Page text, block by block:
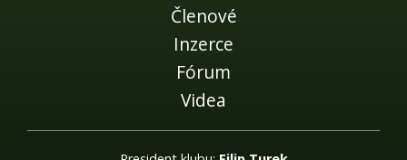
Členové
Inzerce
Fórum
Videa